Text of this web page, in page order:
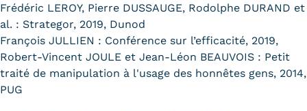
Frédéric LEROY, Pierre DUSSAUGE, Rodolphe DURAND et
al. : Strategor, 2019, Dunod
François JULLIEN : Conférence sur l’efficacité, 2019,
Robert-Vincent JOULE et Jean-Léon BEAUVOIS : Petit
traité de manipulation à l'usage des honnêtes gens, 2014,
PUG